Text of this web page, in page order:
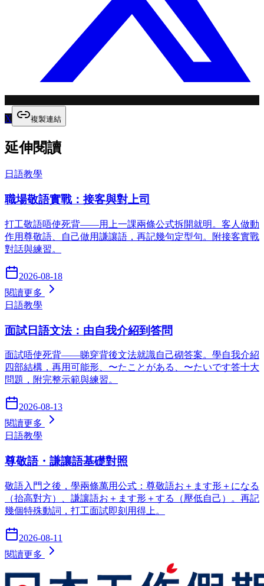
X 複製連結
延伸閱讀
日語教學
職場敬語實戰：接客與對上司
打工敬語唔使死背——用上一課兩條公式拆開就明。客人做動
作用尊敬語、自己做用謙讓語，再記幾句定型句。附接客實戰
對話與練習。
2026-08-18
閱讀更多
日語教學
面試日語文法：由自我介紹到答問
面試唔使死背——睇穿背後文法就識自己砌答案。學自我介紹
四部結構，再用可能形、〜たことがある、〜たいです答十大
問題，附完整示範與練習。
2026-08-13
閱讀更多
日語教學
尊敬語・謙讓語基礎對照
敬語入門之後，學兩條萬用公式：尊敬語お＋ます形＋になる
（抬高對方）、謙讓語お＋ます形＋する（壓低自己）。再記
幾個特殊動詞，打工面試即刻用得上。
2026-08-11
閱讀更多